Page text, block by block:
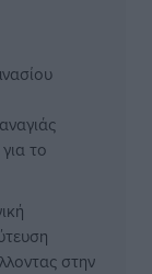
το
στην